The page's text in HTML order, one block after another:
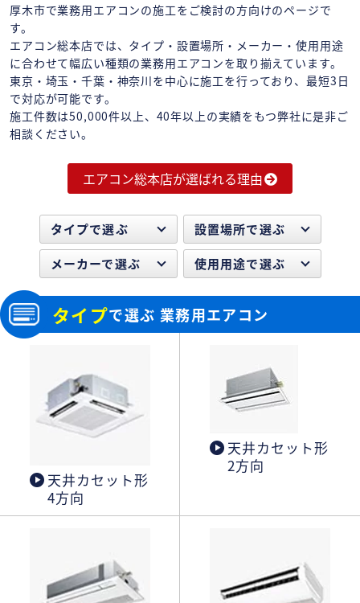
厚木市で業務用エアコンの施工をご検討の方向けのページで
す。
エアコン総本店では、タイプ・設置場所・メーカー・使用用途
に合わせて幅広い種類の業務用エアコンを取り揃えています。
東京・埼玉・千葉・神奈川を中心に施工を行っており、最短3日
で対応が可能です。
施工件数は50,000件以上、40年以上の実績をもつ弊社に是非ご
相談ください。
エアコン総本店が選ばれる理由
タイプで選ぶ 設置場所で選ぶ
メーカーで選ぶ 使用用途で選ぶ
タイプで選ぶ 業務用エアコン
天井カセット形
4方向
天井カセット形
2方向